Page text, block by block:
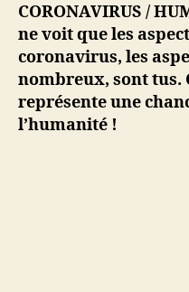
CORONAVIRUS /
ne voit que les
coronavirus, les
nombreux, sont tus.
représente une
l’humanité !